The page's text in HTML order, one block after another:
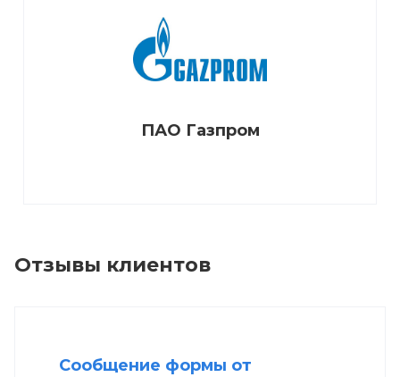
ПАО Газпром
Отзывы клиентов
Сообщение формы от